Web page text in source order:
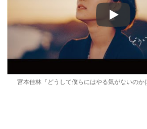
Play
宮本佳林『どうして僕らにはやる気がないの